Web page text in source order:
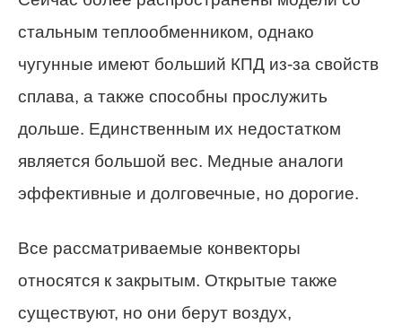
стальным теплообменником, однако
чугунные имеют больший КПД из-за свойств
сплава, а также способны прослужить
дольше. Единственным их недостатком
является большой вес. Медные аналоги
эффективные и долговечные, но дорогие.
Все рассматриваемые конвекторы
относятся к закрытым. Открытые также
существуют, но они берут воздух,